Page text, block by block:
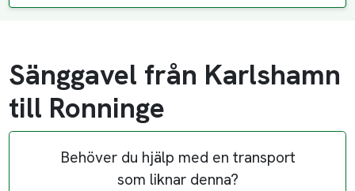
Sänggavel från Karlshamn
till Ronninge
Behöver du hjälp med en transport
som liknar denna?